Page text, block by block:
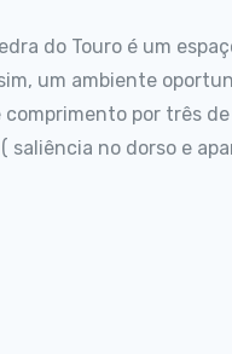
do Touro é um
um ambiente
por três
saliência no dorso e